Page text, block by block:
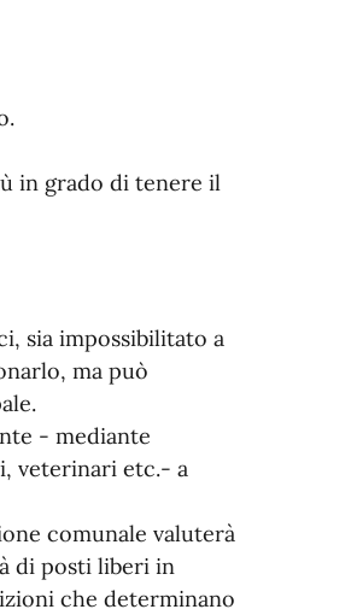
in grado di tenere il
sia impossibilitato a
ma può
- mediante
veterinari etc.- a
comunale valuterà
di posti liberi in
che determinano